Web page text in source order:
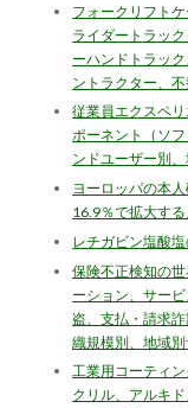
フォークリフト
ライダートラッ
ーハンドトラッ
ントラクター、
従業員エクスペ
ポーネント（ソ
ンドユーザー別
ヨーロッパの本
16.9％で拡大する
レチガビン塩酸
保険不正検知の
ーション、サー
盗、支払・請求
織規模別、地域
工業用コーティ
クリル、アルキ